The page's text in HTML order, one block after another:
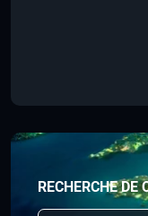
RECHERCHE